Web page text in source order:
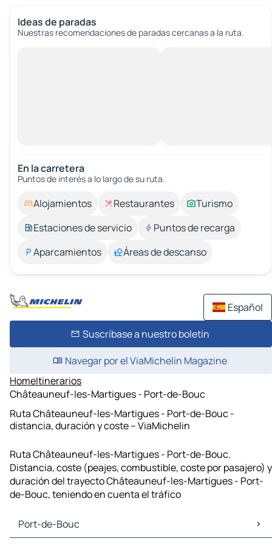
Ideas de paradas
Nuestras recomendaciones de paradas cercanas a la ruta.
En la carretera
Puntos de interés a lo largo de su ruta.
Alojamientos Restaurantes
Turismo
Estaciones de servicio
Puntos de recarga
Aparcamientos
Áreas de descanso
Español
Suscríbase a nuestro boletín
Navegar por el ViaMichelin Magazine
HomeItinerarios
Châteauneuf-les-Martigues - Port-de-Bouc
Ruta Châteauneuf-les-Martigues - Port-de-Bouc -
distancia, duración y coste – ViaMichelin
Ruta Châteauneuf-les-Martigues - Port-de-Bouc.
Distancia, coste (peajes, combustible, coste por pasajero) y
duración del trayecto Châteauneuf-les-Martigues - Port-
de-Bouc, teniendo en cuenta el tráfico
Port-de-Bouc